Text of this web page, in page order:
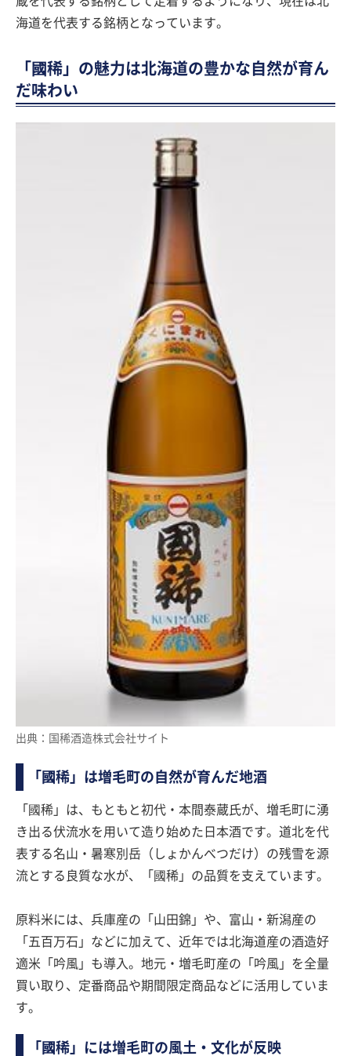
海道を代表する銘柄となっています。
「國稀」の魅力は北海道の豊かな自然が育ん
だ味わい
出典：国稀酒造株式会社サイト
「國稀」は増毛町の自然が育んだ地酒
「國稀」は、もともと初代・本間泰蔵氏が、増毛町に湧
き出る伏流水を用いて造り始めた日本酒です。道北を代
表する名山・暑寒別岳（しょかんべつだけ）の残雪を源
流とする良質な水が、「國稀」の品質を支えています。
原料米には、兵庫産の「山田錦」や、富山・新潟産の
「五百万石」などに加えて、近年では北海道産の酒造好
適米「吟風」も導入。地元・増毛町産の「吟風」を全量
買い取り、定番商品や期間限定商品などに活用していま
す。
「國稀」には増毛町の風土・文化が反映